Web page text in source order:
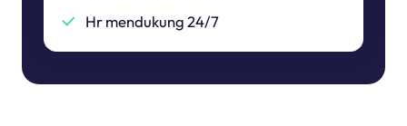
Hr mendukung 24/7